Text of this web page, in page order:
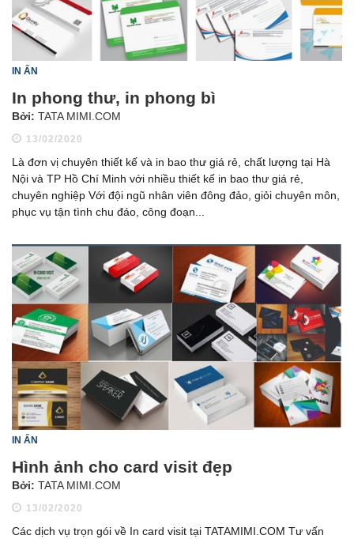
IN ẤN
In phong thư, in phong bì
Bởi: TATA MIMI.COM
13/02/2020
Là đơn vị chuyên thiết kế và in bao thư giá rẻ, chất lượng tại Hà
Nội và TP Hồ Chí Minh với nhiều thiết kế in bao thư giá rẻ,
chuyên nghiệp Với đội ngũ nhân viên đông đảo, giỏi chuyên môn,
phục vụ tận tình chu đáo, công đoạn...
IN ẤN
Hình ảnh cho card visit đẹp
Bởi: TATA MIMI.COM
13/02/2020
Các dịch vụ trọn gói về In card visit tại TATAMIMI.COM Tư vấn